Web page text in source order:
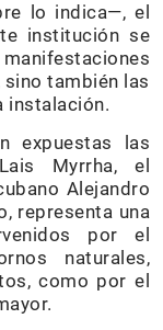
lo indica—, el
institución se
también las
instalación.
expuestas las
Myrrha, el
Alejandro
representa una
por el
naturales,
como por el